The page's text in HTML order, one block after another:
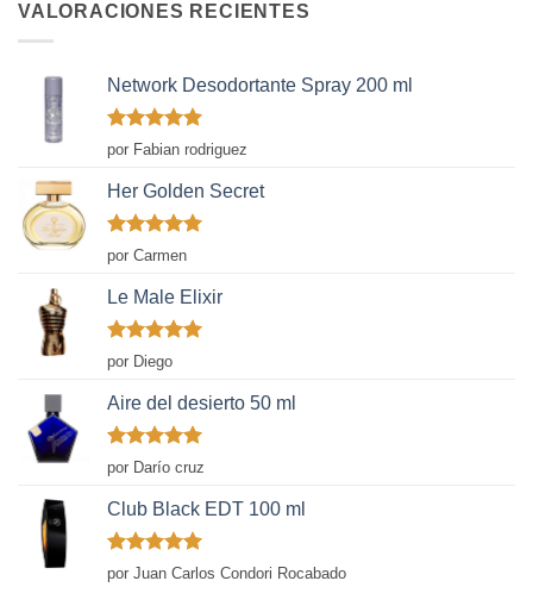
VALORACIONES RECIENTES
Network Desodortante Spray 200 ml
Valorado
con
por Fabian rodriguez
Her Golden Secret
Valorado
con
por Carmen
Le Male Elixir
Valorado
con
de 5
por Diego
Aire del desierto 50 ml
Valorado
con
por Darío cruz
Club Black EDT 100 ml
Valorado
con
por Juan Carlos Condori Rocabado